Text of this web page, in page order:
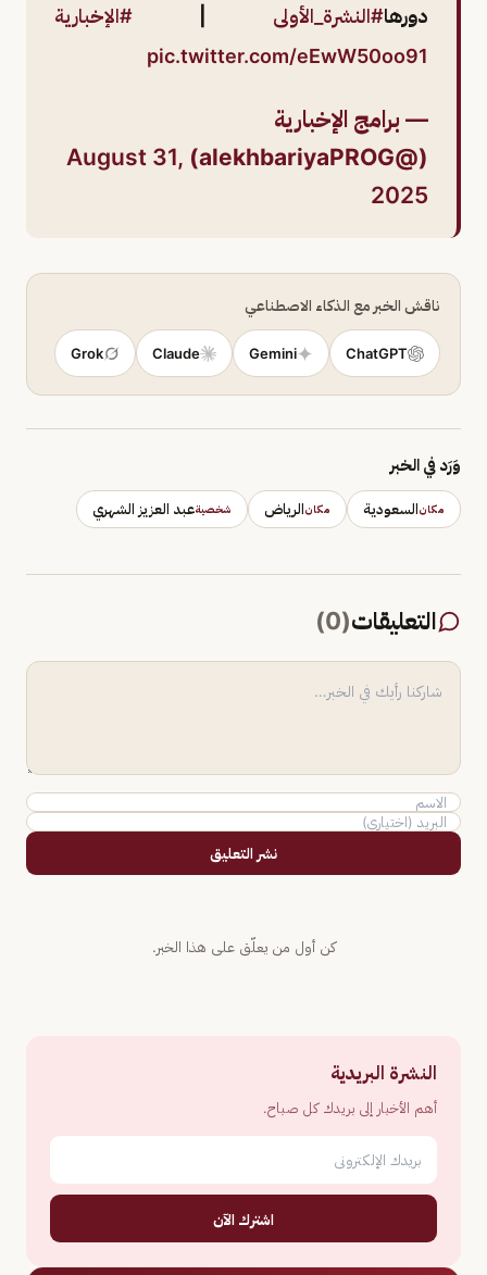
دورها#النشرة_الأولى
#الإخبارية
pic.twitter.com/eEwW50oo91
— برامج الإخبارية
(@alekhbariyaPROG)
August 31,
2025
ناقش الخبر مع الذكاء الاصطناعي
ChatGPT
Gemini
Claude
Grok
وَرَد في الخبر
مكانالسعودية مكانالرياض شخصيةعبد العزيز الشهري
التعليقات(
0
)
نشر التعليق
كن أول من يعلّق على هذا الخبر.
النشرة البريدية
أهم الأخبار إلى بريدك كل صباح.
اشترك الآن